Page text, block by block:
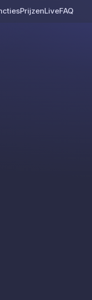
PrijzenLiveFAQ